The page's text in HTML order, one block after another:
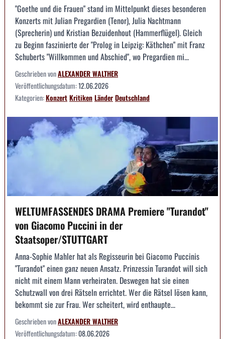
"Goethe und die Frauen" stand im Mittelpunkt dieses besonderen
Konzerts mit Julian Pregardien (Tenor), Julia Nachtmann
(Sprecherin) und Kristian Bezuidenhout (Hammerflügel). Gleich
zu Beginn faszinierte der "Prolog in Leipzig: Käthchen" mit Franz
Schuberts "Willkommen und Abschied", wo Pregardien mi...
Geschrieben vonALEXANDER WALTHER
Veröffentlichungsdatum:12.06.2026
Kategorien:KonzertKritikenLänderDeutschland
WELTUMFASSENDES DRAMA Premiere "Turandot"
von Giacomo Puccini in der
Staatsoper/STUTTGART
Anna-Sophie Mahler hat als Regisseurin bei Giacomo Puccinis
"Turandot" einen ganz neuen Ansatz. Prinzessin Turandot will sich
nicht mit einem Mann verheiraten. Deswegen hat sie einen
Schutzwall von drei Rätseln errichtet. Wer die Rätsel lösen kann,
bekommt sie zur Frau. Wer scheitert, wird enthaupte...
Geschrieben vonALEXANDER WALTHER
Veröffentlichungsdatum:08.06.2026